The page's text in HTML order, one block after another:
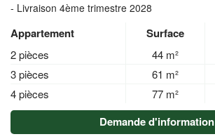
- Livraison 4ème trimestre 2028
Appartement Surface
2 pièces 44 m²
3 pièces 61 m²
4 pièces 77 m²
Demande d'information